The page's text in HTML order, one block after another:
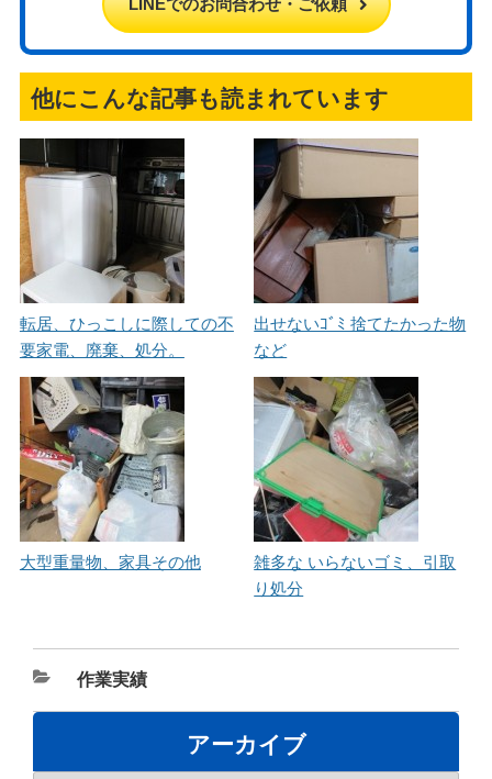
LINEでのお問合わせ・ご依頼
他にこんな記事も読まれています
転居、ひっこしに際しての不
要家電、廃棄、処分。
出せないｺﾞﾐ 捨てたかった物
など
大型重量物、家具その他
雑多な いらないゴミ、引取
り処分
カ
テ
作業実績
アーカイブ